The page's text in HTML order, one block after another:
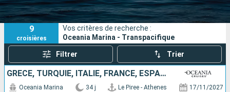
Ports Compagnies
Rechercher
9
croisières
Vos critères de recherche :
Oceania Marina - Transpacifique
Filtrer Trier
GRÈCE, TURQUIE, ITALIE, FRANCE, ESPAGNE, GIBRALTAR, TENERIFE, PORTUGAL, ÉTATS-UNIS
Oceania Marina 34 j Le Piree - Athenes 17/11/2027